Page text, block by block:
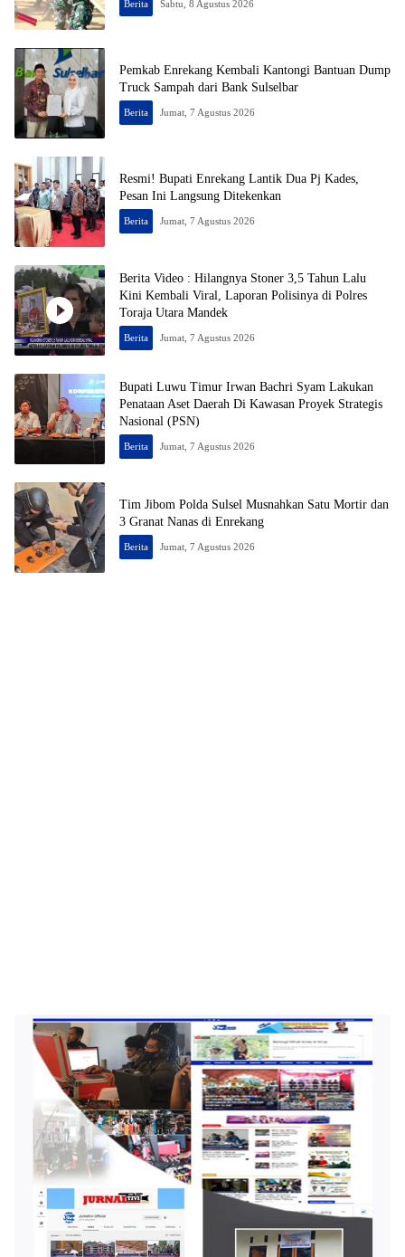
Berita Sabtu, 8 Agustus 2026
Pemkab Enrekang Kembali Kantongi Bantuan Dump
Truck Sampah dari Bank Sulselbar
Berita Jumat, 7 Agustus 2026
Resmi! Bupati Enrekang Lantik Dua Pj Kades,
Pesan Ini Langsung Ditekenkan
Berita Jumat, 7 Agustus 2026
Berita Video : Hilangnya Stoner 3,5 Tahun Lalu
Kini Kembali Viral, Laporan Polisinya di Polres
Toraja Utara Mandek
Berita Jumat, 7 Agustus 2026
Bupati Luwu Timur Irwan Bachri Syam Lakukan
Penataan Aset Daerah Di Kawasan Proyek Strategis
Nasional (PSN)
Berita Jumat, 7 Agustus 2026
Tim Jibom Polda Sulsel Musnahkan Satu Mortir dan
3 Granat Nanas di Enrekang
Berita Jumat, 7 Agustus 2026